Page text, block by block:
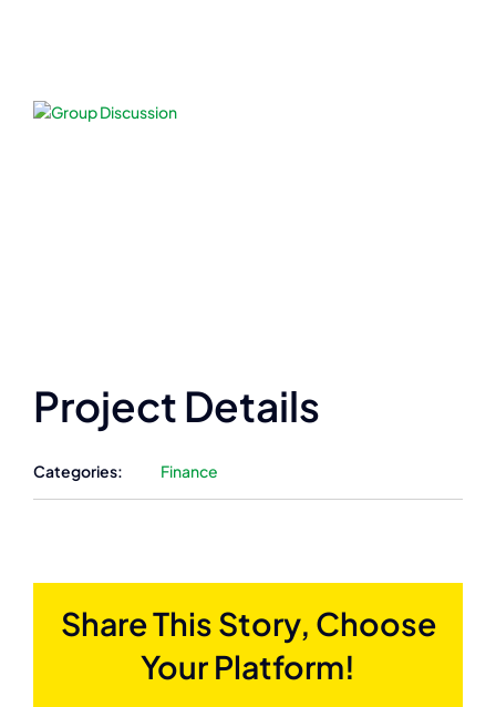
Project Details
Categories: Finance
Share This Story, Choose
Your Platform!